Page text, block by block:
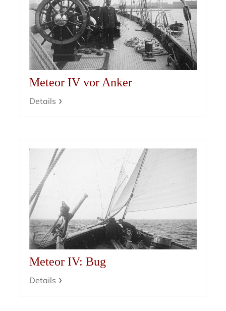
Meteor IV vor Anker
Details
Meteor IV: Bug
Details